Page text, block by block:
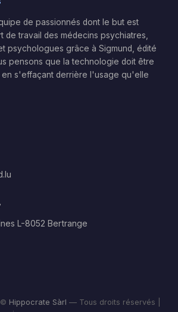
de passionnés dont le but est
travail des médecins psychiatres,
psychologues grâce à Sigmund, édité
pensons que la technologie doit être
s'effaçant derrière l'usage qu'elle
L-8052 Bertrange
Hippocrate Sàrl — Tous droits réservés |